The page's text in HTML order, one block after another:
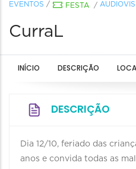
EVENTOS / FESTA /
CurraL
INÍCIO DESCRIÇÃO
DESCRIÇÃO
Dia 12/10, feriado das
anos e convida todas as